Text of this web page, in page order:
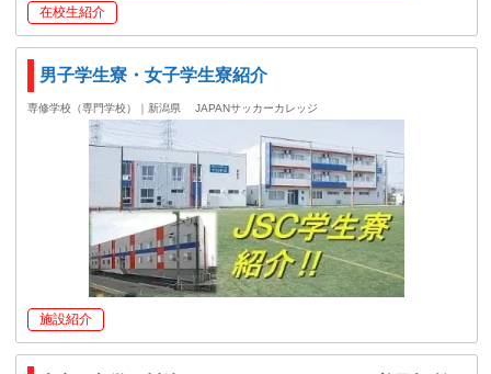
在校生紹介
男子学生寮・女子学生寮紹介
専修学校（専門学校）｜新潟県 JAPANサッカーカレッジ
施設紹介